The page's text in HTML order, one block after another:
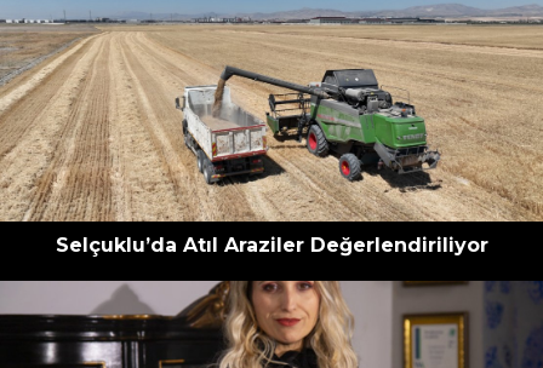
Selçuklu’da Atıl Araziler Değerlendiriliyor